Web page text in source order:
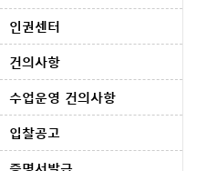
인권센터
건의사항
수업운영 건의사항
입찰공고